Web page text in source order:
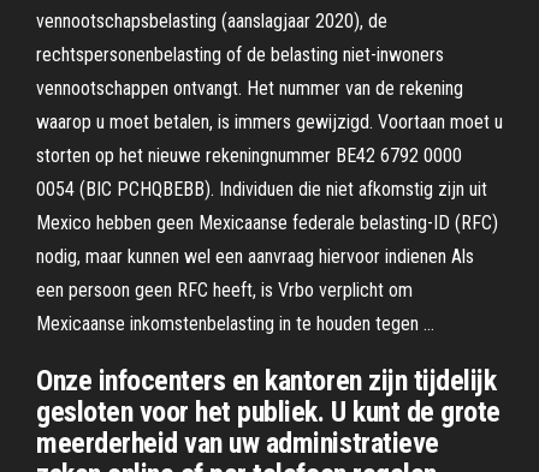
vennootschapsbelasting (aanslagjaar 2020), de
rechtspersonenbelasting of de belasting niet-inwoners
vennootschappen ontvangt. Het nummer van de rekening
waarop u moet betalen, is immers gewijzigd. Voortaan moet u
storten op het nieuwe rekeningnummer BE42 6792 0000
0054 (BIC PCHQBEBB). Individuen die niet afkomstig zijn uit
Mexico hebben geen Mexicaanse federale belasting-ID (RFC)
nodig, maar kunnen wel een aanvraag hiervoor indienen Als
een persoon geen RFC heeft, is Vrbo verplicht om
Mexicaanse inkomstenbelasting in te houden tegen …
Onze infocenters en kantoren zijn tijdelijk
gesloten voor het publiek. U kunt de grote
meerderheid van uw administratieve